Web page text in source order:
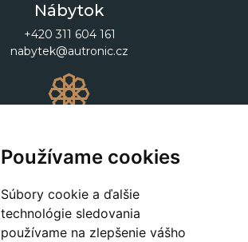
Používame cookies
Súbory cookie a ďalšie
technológie sledovania
používame na zlepšenie vášho
Nábytok
+420 311 604 161
nabytek@autronic.cz
+420 311 604 182
dekorace@autronic.cz